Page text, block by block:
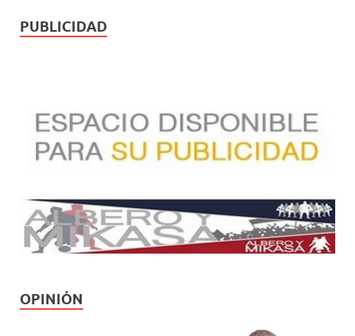
PUBLICIDAD
OPINIÓN